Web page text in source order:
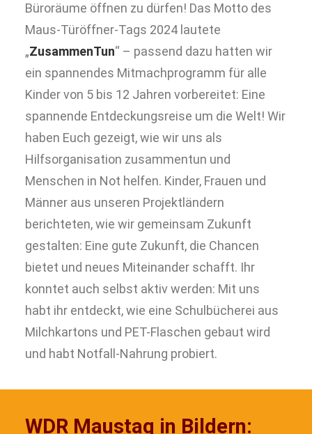
Büroräume öffnen zu dürfen! Das Motto des
Maus-Türöffner-Tags 2024 lautete
„ZusammenTun“ – passend dazu hatten wir
ein spannendes Mitmachprogramm für alle
Kinder von 5 bis 12 Jahren vorbereitet: Eine
spannende Entdeckungsreise um die Welt! Wir
haben Euch gezeigt, wie wir uns als
Hilfsorganisation zusammentun und
Menschen in Not helfen. Kinder, Frauen und
Männer aus unseren Projektländern
berichteten, wie wir gemeinsam Zukunft
gestalten: Eine gute Zukunft, die Chancen
bietet und neues Miteinander schafft. Ihr
konntet auch selbst aktiv werden: Mit uns
habt ihr entdeckt, wie eine Schulbücherei aus
Milchkartons und PET-Flaschen gebaut wird
und habt Notfall-Nahrung probiert.
WDR Maustag in Bildern: